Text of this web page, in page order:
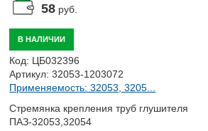
58 руб.
В НАЛИЧИИ
Код: ЦБ032396
Артикул: 32053-1203072
Применяемость: 32053, 3205...
Стремянка крепления труб глушителя
ПАЗ-32053,32054